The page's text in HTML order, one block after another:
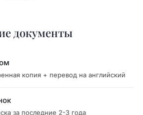
документы
копия + перевод на английский
за последние 2-3 года